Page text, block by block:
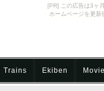
[PR] この広告は3ヶ
ホームページを更
Trains Ekiben